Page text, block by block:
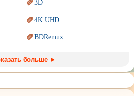
3D
4K UHD
BDRemux
Trash (трэш) movies
Ангелы и Демоны
больше ►